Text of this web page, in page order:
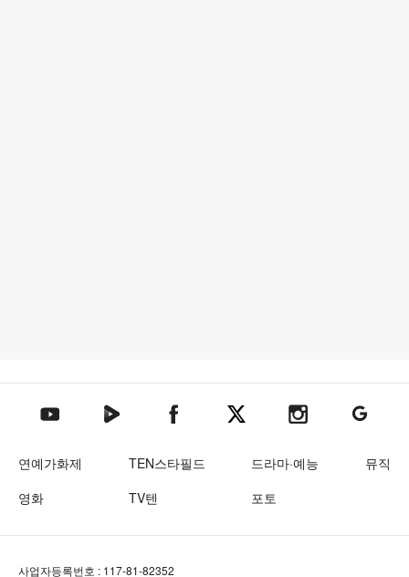
텐아시아 유튜브텐아시아 네이버TV텐아시아 페이스북텐아시아 엑스텐아시아 인스타그램
텐아시아
연예가화제 TEN스타필드 드라마·예능
뮤직
영화
TV텐 포토
사업자등록번호 : 117-81-82352